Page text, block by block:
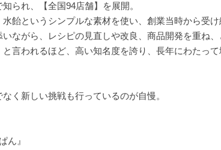
られ、【全国94店舗】を展開。
飴というシンプルな素材を使い、創業当時から受け
ながら、レシピの見直しや改良、商品開発を重ね
言われるほど、高い知名度を誇り、長年にわたっ
く新しい挑戦も行っているのが自慢。
ん』